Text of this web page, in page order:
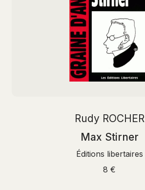
Rudy ROCHER
Max Stirner
Éditions libertaires
8 €